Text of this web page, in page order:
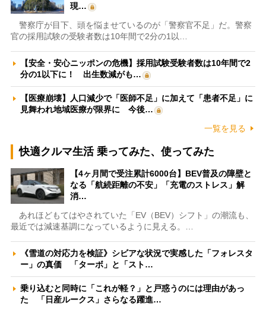
現…
警察庁が目下、頭を悩ませているのが「警察官不足」だ。警察
官の採用試験の受験者数は10年間で2分の1以…
【安全・安心ニッポンの危機】採用試験受験者数は10年間で2
分の1以下に！ 出生数減がも…
【医療崩壊】人口減少で「医師不足」に加えて「患者不足」に
見舞われ地域医療が限界に 今後…
一覧を見る
快適クルマ生活 乗ってみた、使ってみた
【4ヶ月間で受注累計6000台】BEV普及の障壁と
なる「航続距離の不安」「充電のストレス」解
消…
あれほどもてはやされていた「EV（BEV）シフト」の潮流も、
最近では減速基調になっているように見える。…
《雪道の対応力を検証》シビアな状況で実感した「フォレスタ
ー」の真価 「ターボ」と「スト…
乗り込むと同時に「これが軽？」と戸惑うのには理由があっ
た 「日産ルークス」さらなる躍進…